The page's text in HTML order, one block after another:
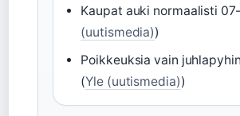
Kaupat auki normaalisti
(uutismedia))
Poikkeuksia vain
(Yle (uutismedia))